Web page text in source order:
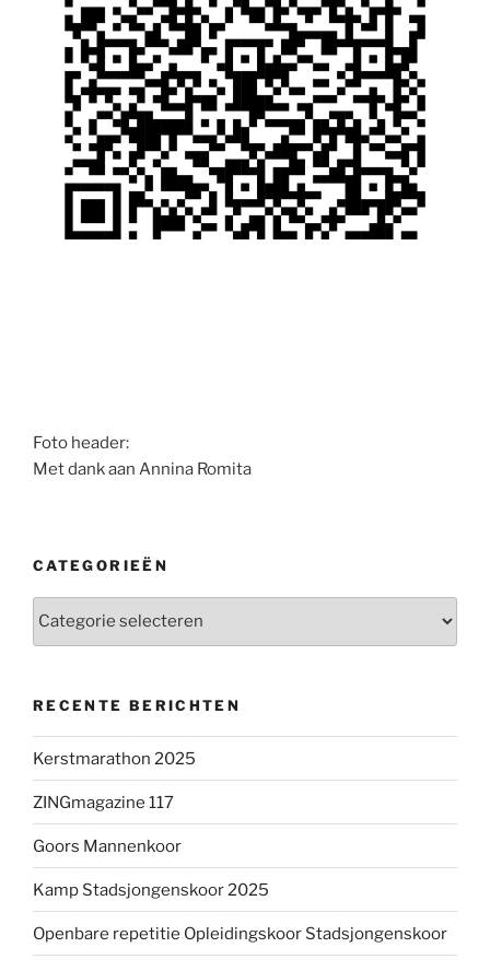
Foto header:
Met dank aan Annina Romita
CATEGORIEËN
Categorieën
RECENTE BERICHTEN
Kerstmarathon 2025
ZINGmagazine 117
Goors Mannenkoor
Kamp Stadsjongenskoor 2025
Openbare repetitie Opleidingskoor Stadsjongenskoor